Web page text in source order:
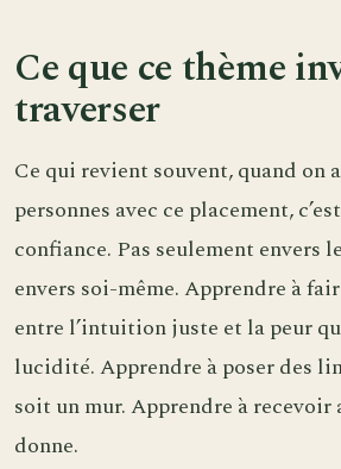
Ce que ce thème
traverser
Ce qui revient souvent, quand on
personnes avec ce placement,
confiance. Pas seulement envers
envers soi-même. Apprendre à
entre l’intuition juste et la peur
lucidité. Apprendre à poser des
soit un mur. Apprendre à recevoir
donne.